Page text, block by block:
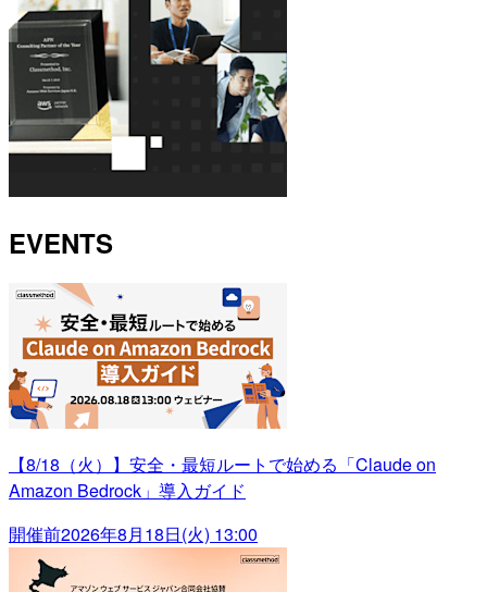
EVENTS
【8/18（火）】安全・最短ルートで始める「Claude on
Amazon Bedrock」導入ガイド
開催前2026年8月18日(火) 13:00